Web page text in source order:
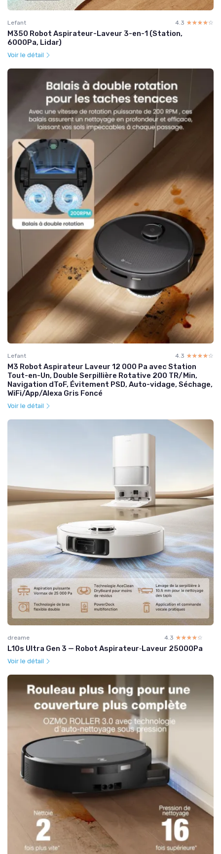
Lefant 4.3 ☆☆☆☆☆
★★★★★
M350 Robot Aspirateur-Laveur 3-en-1 (Station,
6000Pa, Lidar)
Voir le détail
Lefant 4.3 ☆☆☆☆☆
★★★★★
M3 Robot Aspirateur Laveur 12 000 Pa avec Station
Tout-en-Un, Double Serpillière Rotative 200 TR/Min,
Navigation dToF, Évitement PSD, Auto-vidage, Séchage,
WiFi/App/Alexa Gris Foncé
Voir le détail
dreame 4.3 ☆☆☆☆☆
★★★★★
L10s Ultra Gen 3 — Robot Aspirateur‑Laveur 25000Pa
Voir le détail